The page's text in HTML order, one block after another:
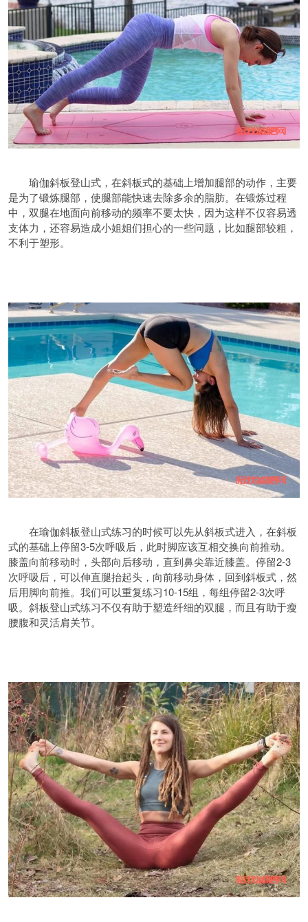
瑜伽斜板登山式，在斜板式的基础上增加腿部的动作，主要
是为了锻炼腿部，使腿部能快速去除多余的脂肪。在锻炼过程
中，双腿在地面向前移动的频率不要太快，因为这样不仅容易透
支体力，还容易造成小姐姐们担心的一些问题，比如腿部较粗，
不利于塑形。
在瑜伽斜板登山式练习的时候可以先从斜板式进入，在斜板
式的基础上停留3-5次呼吸后，此时脚应该互相交换向前推动。
膝盖向前移动时，头部向后移动，直到鼻尖靠近膝盖。停留2-3
次呼吸后，可以伸直腿抬起头，向前移动身体，回到斜板式，然
后用脚向前推。我们可以重复练习10-15组，每组停留2-3次呼
吸。斜板登山式练习不仅有助于塑造纤细的双腿，而且有助于瘦
腰腹和灵活肩关节。